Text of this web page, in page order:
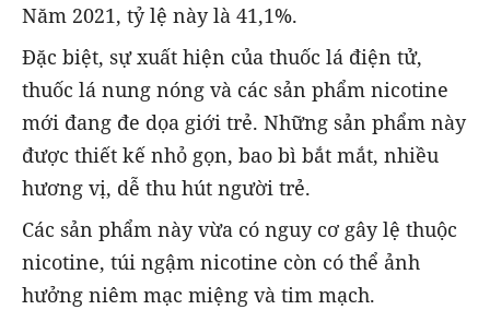
Năm 2021, tỷ lệ này là 41,1%.
Đặc biệt, sự xuất hiện của thuốc lá điện tử,
thuốc lá nung nóng và các sản phẩm nicotine
mới đang đe dọa giới trẻ. Những sản phẩm này
được thiết kế nhỏ gọn, bao bì bắt mắt, nhiều
hương vị, dễ thu hút người trẻ.
Các sản phẩm này vừa có nguy cơ gây lệ thuộc
nicotine, túi ngậm nicotine còn có thể ảnh
hưởng niêm mạc miệng và tim mạch.